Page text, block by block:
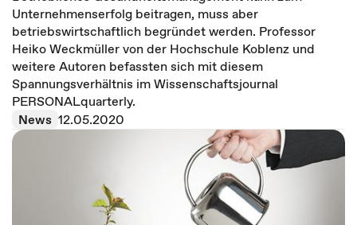
Unternehmenserfolg beitragen, muss aber
betriebswirtschaftlich begründet werden. Professor
Heiko Weckmüller von der Hochschule Koblenz und
weitere Autoren befassten sich mit diesem
Spannungsverhältnis im Wissenschaftsjournal
PERSONALquarterly.
News 12.05.2020